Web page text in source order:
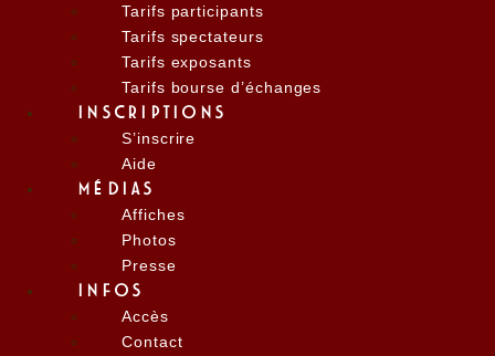
Tarifs participants
Tarifs spectateurs
Tarifs exposants
Tarifs bourse d’échanges
INSCRIPTIONS
S’inscrire
Aide
MÉDIAS
Affiches
Photos
Presse
INFOS
Accès
Contact